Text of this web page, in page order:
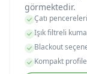
görmektedir.
Çatı
Işık filtreli
Blackout
Kompakt profile